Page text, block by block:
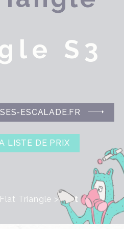
S3
ESCALADE.FR
LISTE DE PRIX
Flat Triangle >Flat